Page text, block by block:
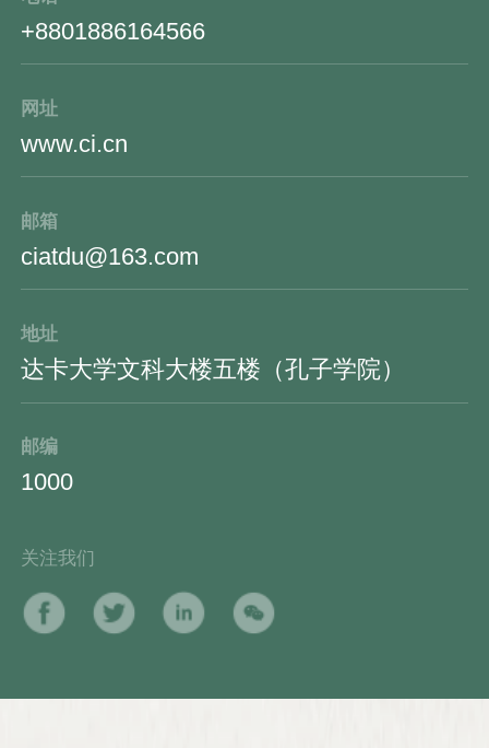
言文化交流与合作，为促进中孟民心相通和中
孟友好做出积极贡献。
+8801886164566
网址
www.ci.cn
邮箱
ciatdu@163.com
地址
达卡大学文科大楼五楼（孔子学院）
邮编
1000
关注我们